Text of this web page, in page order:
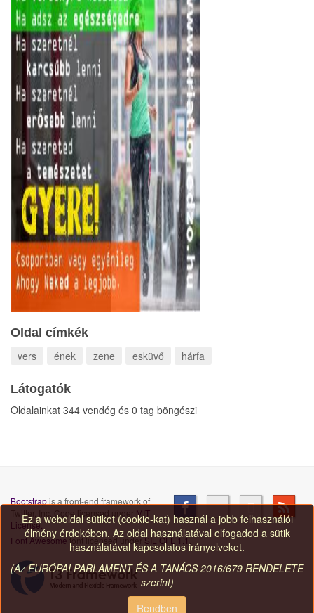
Oldal címkék
vers
ének zene esküvő hárfa
Látogatók
Oldalainkat 344 vendég és 0 tag böngészi
Bootstrapis a front-end framework of
Twitter, Inc. Code licensed under MIT
License.
Font Awesomefont licensed underSIL OFL 1.1.
Ez a weboldal sütiket (cookie-kat) használ a jobb felhasználói
élmény érdekében. Az oldal használatával elfogadod a sütik
használatával kapcsolatos irányelveket.
(Az EURÓPAI PARLAMENT ÉS A TANÁCS 2016/679 RENDELETE
szerint)
Rendben